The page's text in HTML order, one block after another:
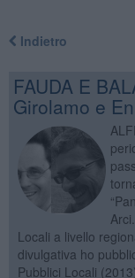
Indietro
FAUDA E
Girolamo e
Locali a livello
divulgativa ho
Pubblici Locali